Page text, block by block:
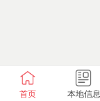
首页 本地信息